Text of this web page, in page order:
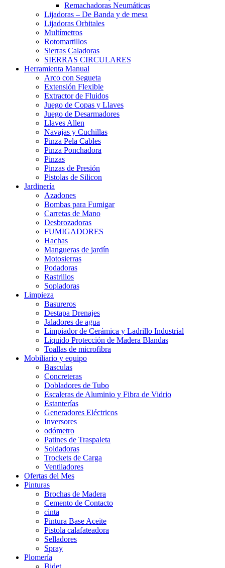
Remachadoras Neumáticas
Lijadoras – De Banda y de mesa
Lijadoras Orbitales
Multímetros
Rotomartillos
Sierras Caladoras
SIERRAS CIRCULARES
Herramienta Manual
Arco con Segueta
Extensión Flexible
Extractor de Fluidos
Juego de Copas y Llaves
Juego de Desarmadores
Llaves Allen
Navajas y Cuchillas
Pinza Pela Cables
Pinza Ponchadora
Pinzas
Pinzas de Presión
Pistolas de Silicon
Jardinería
Azadones
Bombas para Fumigar
Carretas de Mano
Desbrozadoras
FUMIGADORES
Hachas
Mangueras de jardín
Motosierras
Podadoras
Rastrillos
Sopladoras
Limpieza
Basureros
Destapa Drenajes
Jaladores de agua
Limpiador de Cerámica y Ladrillo Industrial
Liquido Protección de Madera Blandas
Toallas de microfibra
Mobiliario y equipo
Basculas
Concreteras
Dobladores de Tubo
Escaleras de Aluminio y Fibra de Vidrio
Estanterías
Generadores Eléctricos
Inversores
odómetro
Patines de Traspaleta
Soldadoras
Trockets de Carga
Ventiladores
Ofertas del Mes
Pinturas
Brochas de Madera
Cemento de Contacto
cinta
Pintura Base Aceite
Pistola calafateadora
Selladores
Spray
Plomería
Bidet